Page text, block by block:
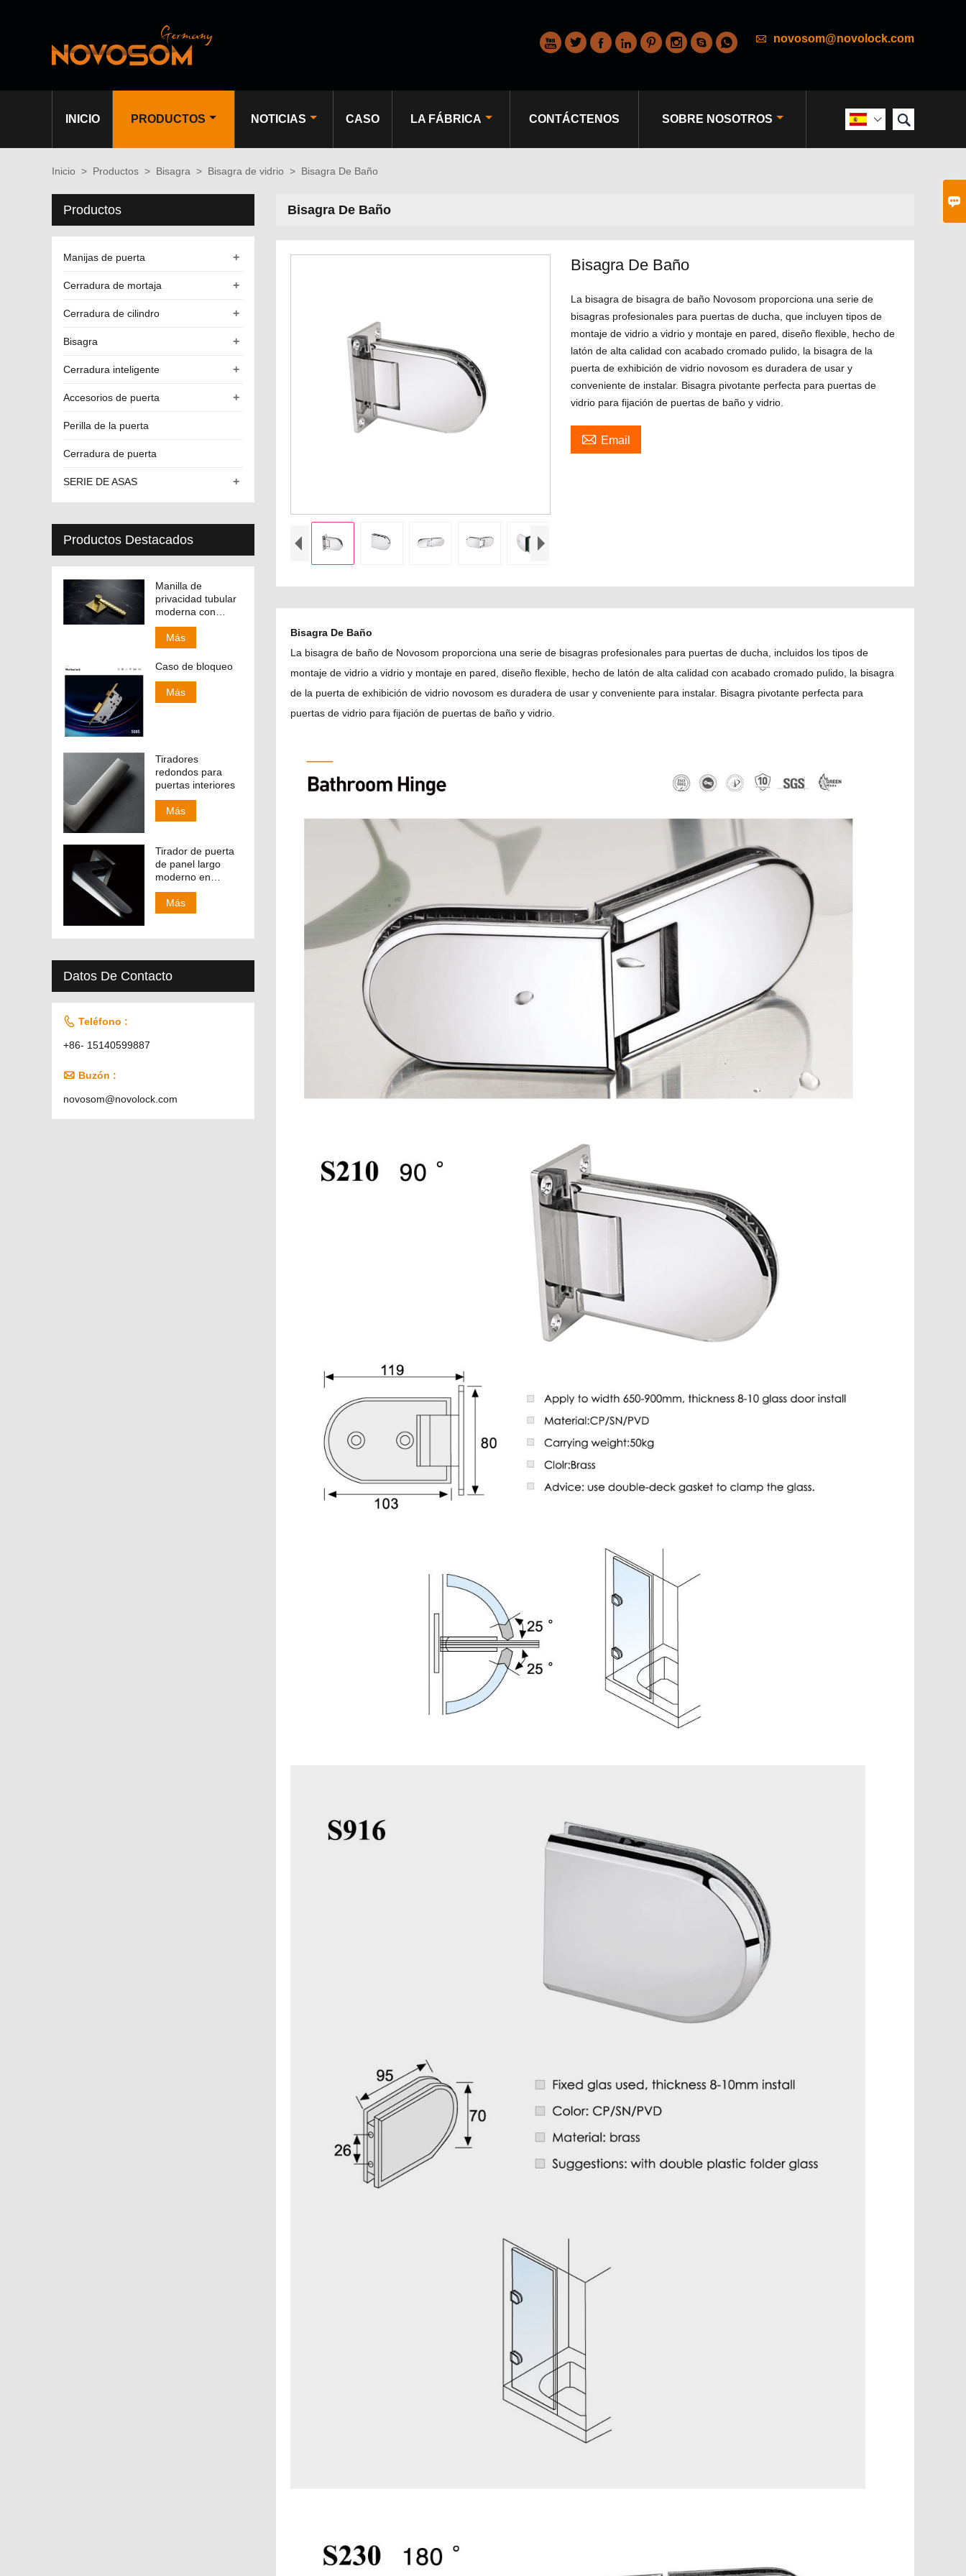

 novosom@novolock.com
       
 
INICIO PRODUCTOS NOTICIAS CASO LA FÁBRICA CONTÁCTENOS SOBRE NOSOTROS
Inicio > Productos > Bisagra > Bisagra de vidrio > Bisagra De Baño
Bisagra De Baño
Bisagra De Baño
La bisagra de bisagra de baño Novosom proporciona una serie de
bisagras profesionales para puertas de ducha, que incluyen tipos de
montaje de vidrio a vidrio y montaje en pared, diseño flexible, hecho de
latón de alta calidad con acabado cromado pulido, la bisagra de la
puerta de exhibición de vidrio novosom es duradera de usar y
conveniente de instalar. Bisagra pivotante perfecta para puertas de
vidrio para fijación de puertas de baño y vidrio.
 Email
Bisagra De Baño
La bisagra de baño de Novosom proporciona una serie de bisagras profesionales para puertas de ducha, incluidos los tipos de
montaje de vidrio a vidrio y montaje en pared, diseño flexible, hecho de latón de alta calidad con acabado cromado pulido, la bisagra
de la puerta de exhibición de vidrio novosom es duradera de usar y conveniente para instalar. Bisagra pivotante perfecta para
puertas de vidrio para fijación de puertas de baño y vidrio.
Productos
+
Manijas de puerta
+
Cerradura de mortaja
+
Cerradura de cilindro
+
Bisagra
+
Cerradura inteligente
+
Accesorios de puerta
Perilla de la puerta
Cerradura de puerta
+
SERIE DE ASAS
Productos Destacados
Manilla de
privacidad tubular
moderna con
manija
intercambiable
Más
Caso de bloqueo
Más
Tiradores
redondos para
puertas interiores
Más
Tirador de puerta
de panel largo
moderno en
acabado CP y SN
138-158
Más
Datos De Contacto
 Teléfono :
+86- 15140599887
 Buzón :
novosom@novolock.com